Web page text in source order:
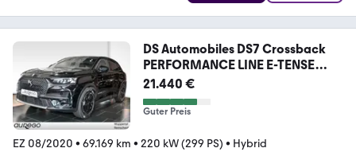
DS Automobiles DS7 Crossback
PERFORMANCE LINE E-TENSE
4x4+MODE3
21.440 €
Guter Preis
EZ 08/2020 • 69.169 km • 220 kW (299 PS) • Hybrid